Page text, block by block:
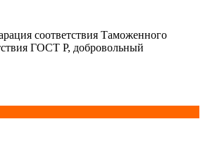
соответствия Таможенного
ГОСТ Р, добровольный